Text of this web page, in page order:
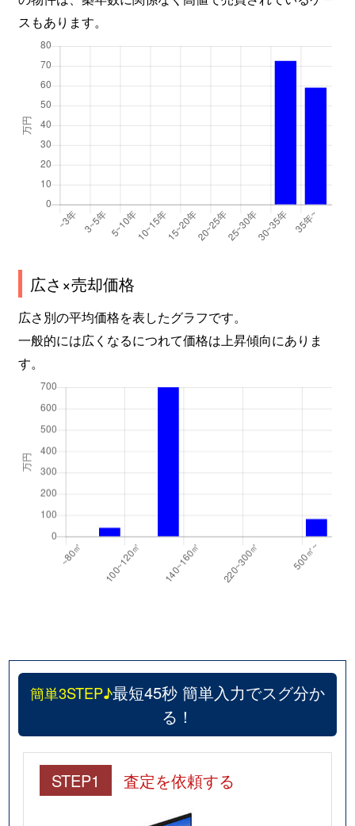
スもあります。
広さ×売却価格
広さ別の平均価格を表したグラフです。
一般的には広くなるにつれて価格は上昇傾向にありま
す。
簡単3STEP♪最短45秒 簡単入力でスグ分か
る！
STEP1 査定を依頼する